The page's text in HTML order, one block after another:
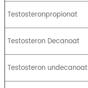
Testosteronpropionat
Testosteron Decanoat
Testosteron undecanoat